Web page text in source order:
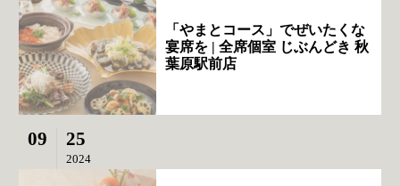
「やまとコース」でぜいたくな
宴席を | 全席個室 じぶんどき 秋
葉原駅前店
09 25
2024